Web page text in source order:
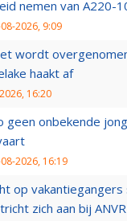
nemen van A220-
2026, 9:09
wordt
haakt af
16:20
geen onbekende
2026, 16:19
op
zich aan bij ANVR